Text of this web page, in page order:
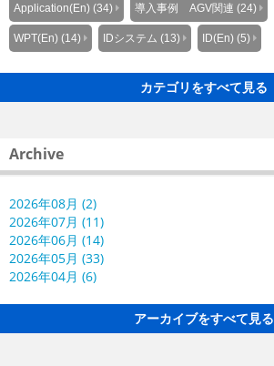
Application(En) (34) 導入事例 AGV関連 (24)
WPT(En) (14) IDシステム (13) ID(En) (5)
カテゴリをすべて見る
Archive
2026年08月 (2)
2026年07月 (11)
2026年06月 (14)
2026年05月 (33)
2026年04月 (6)
アーカイブをすべて見る